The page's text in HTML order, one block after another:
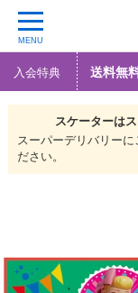
MENU
入会特典 送料無
スケーターは
スーパーデリバリー
ださい。